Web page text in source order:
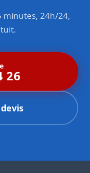
minutes, 24h/24,
26